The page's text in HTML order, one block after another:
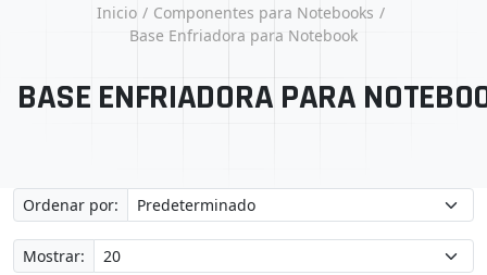
Inicio
Componentes para Notebooks
Base Enfriadora para Notebook
BASE ENFRIADORA PARA
Ordenar por:
Mostrar: